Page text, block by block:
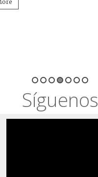
Síguenos